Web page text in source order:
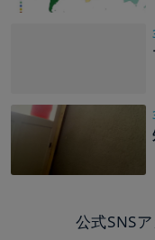
公式SNS